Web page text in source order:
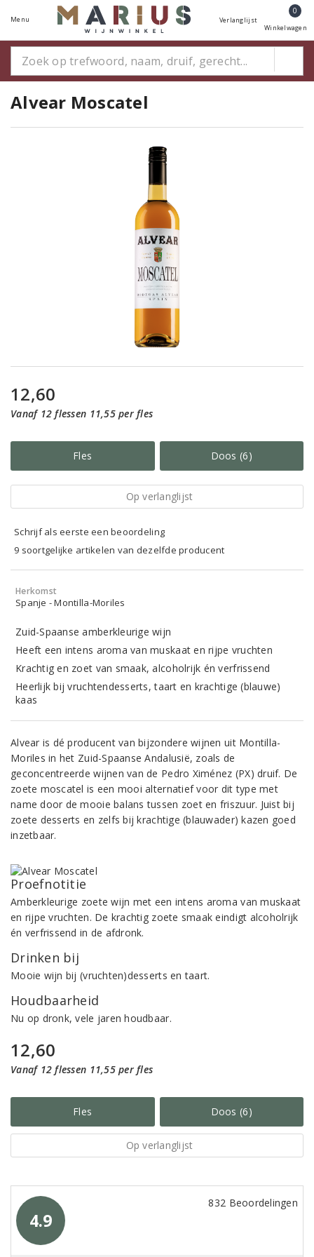
Menu Verlanglijst
0
Winkelwagen
Alvear Moscatel
12,60
Vanaf 12 flessen 11,55 per fles
Fles Doos (6)
Op verlanglijst
Schrijf als eerste een beoordeling
9 soortgelijke artikelen van dezelfde producent
Herkomst
Spanje - Montilla-Moriles
Zuid-Spaanse amberkleurige wijn
Heeft een intens aroma van muskaat en rijpe vruchten
Krachtig en zoet van smaak, alcoholrijk én verfrissend
Heerlijk bij vruchtendesserts, taart en krachtige (blauwe)
kaas
Alvear is dé producent van bijzondere wijnen uit Montilla-
Moriles in het Zuid-Spaanse Andalusië, zoals de
geconcentreerde wijnen van de Pedro Ximénez (PX) druif. De
zoete moscatel is een mooi alternatief voor dit type met
name door de mooie balans tussen zoet en friszuur. Juist bij
zoete desserts en zelfs bij krachtige (blauwader) kazen goed
inzetbaar.
Proefnotitie
Amberkleurige zoete wijn met een intens aroma van muskaat
en rijpe vruchten. De krachtig zoete smaak eindigt alcoholrijk
én verfrissend in de afdronk.
Drinken bij
Mooie wijn bij (vruchten)desserts en taart.
Houdbaarheid
Nu op dronk, vele jaren houdbaar.
12,60
Vanaf 12 flessen 11,55 per fles
Fles Doos (6)
Op verlanglijst
4.9
832 Beoordelingen